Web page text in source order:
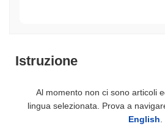
Istruzione
Al momento non ci sono articoli
lingua selezionata. Prova a
English